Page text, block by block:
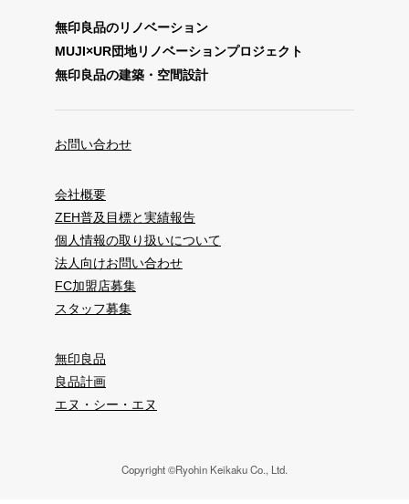
無印良品のリノベーション
MUJI×UR団地リノベーションプロジェクト
無印良品の建築・空間設計
お問い合わせ
会社概要
ZEH普及目標と実績報告
個人情報の取り扱いについて
法人向けお問い合わせ
FC加盟店募集
スタッフ募集
無印良品
良品計画
エヌ・シー・エヌ
Copyright ©Ryohin Keikaku Co., Ltd.